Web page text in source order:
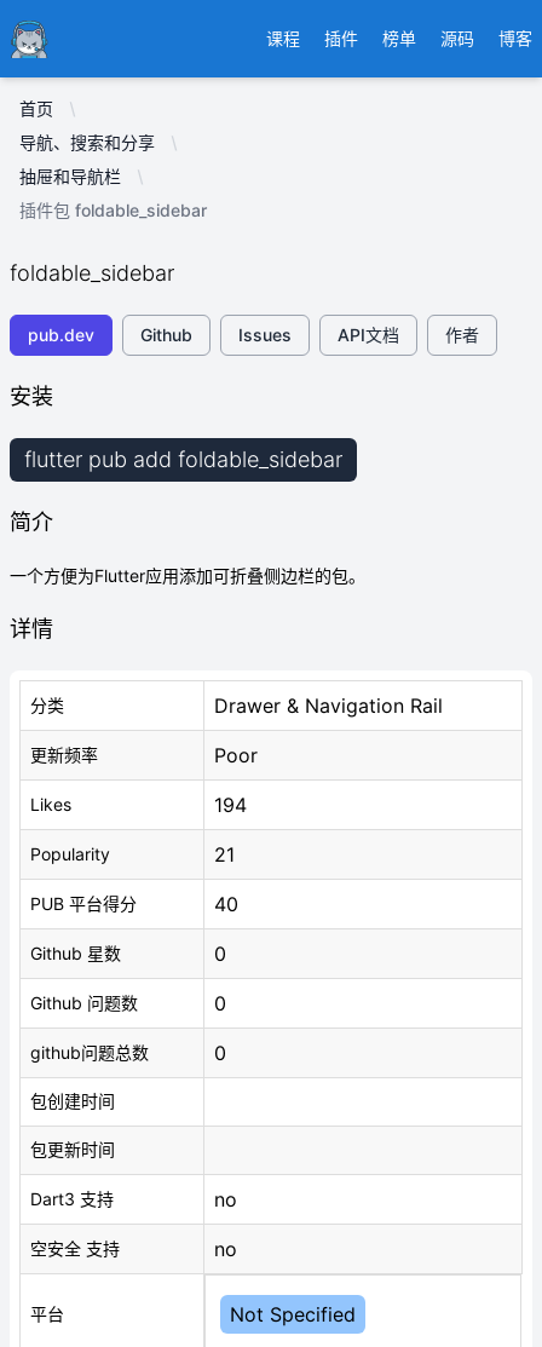
Ducafecat 课程 插件 榜单 源码 博客
首页
导航、搜索和分享
抽屉和导航栏
插件包 foldable_sidebar
foldable_sidebar
pub.dev Github Issues API文档 作者
安装
flutter pub add foldable_sidebar
简介
一个方便为Flutter应用添加可折叠侧边栏的包。
详情
分类 Drawer & Navigation Rail
更新频率 Poor
Likes 194
Popularity 21
PUB 平台得分 40
Github 星数 0
Github 问题数 0
github问题总数 0
包创建时间
包更新时间
Dart3 支持 no
空安全 支持 no
平台 Not Specified